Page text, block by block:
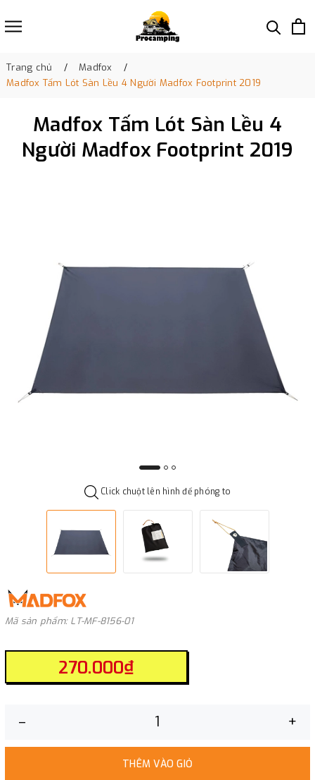
Trang chủ
Madfox
Madfox Tấm Lót Sàn Lều 4 Người Madfox Footprint 2019
Madfox Tấm Lót Sàn Lều 4
Người Madfox Footprint 2019
Click chuột lên hình để phóng to
Mã sản phẩm: LT-MF-8156-01
270.000₫
– +
THÊM VÀO GIỎ